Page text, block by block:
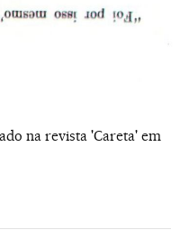
na revista 'Careta' em